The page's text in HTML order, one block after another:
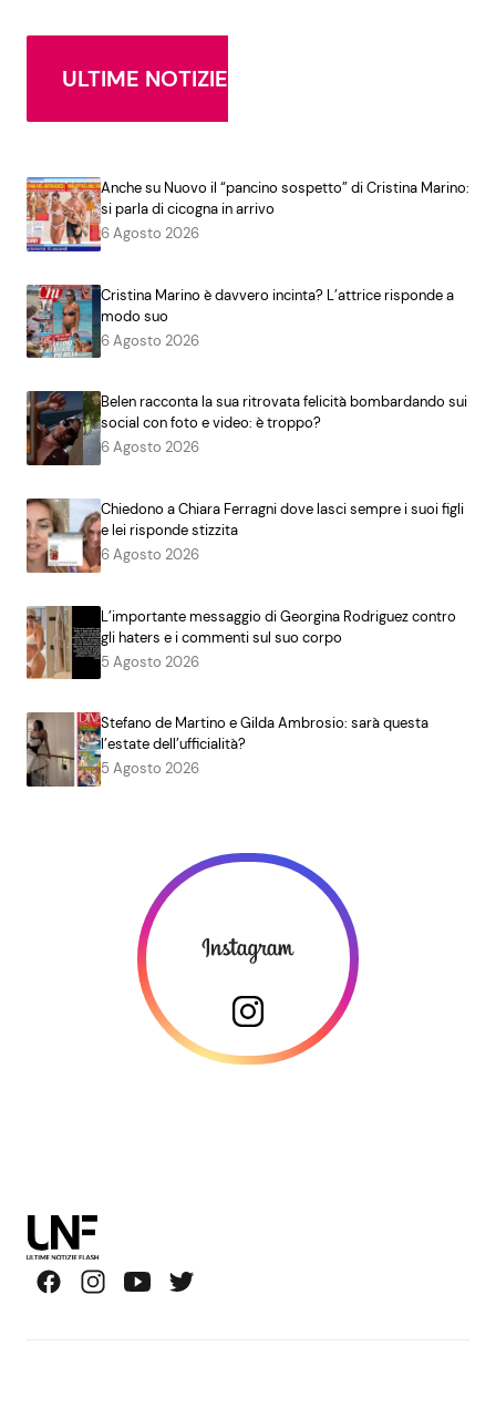
ULTIME NOTIZIE
Anche su Nuovo il “pancino sospetto” di Cristina Marino:
si parla di cicogna in arrivo
6 Agosto 2026
Cristina Marino è davvero incinta? L’attrice risponde a
modo suo
6 Agosto 2026
Belen racconta la sua ritrovata felicità bombardando sui
social con foto e video: è troppo?
6 Agosto 2026
Chiedono a Chiara Ferragni dove lasci sempre i suoi figli
e lei risponde stizzita
6 Agosto 2026
L’importante messaggio di Georgina Rodriguez contro
gli haters e i commenti sul suo corpo
5 Agosto 2026
Stefano de Martino e Gilda Ambrosio: sarà questa
l’estate dell’ufficialità?
5 Agosto 2026